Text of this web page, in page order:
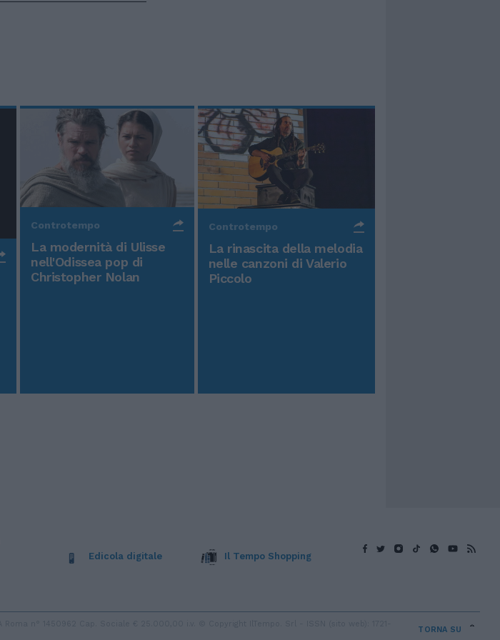
Controtempo
La modernità di Ulisse
nell'Odissea pop di
Christopher Nolan
Controtempo
La rinascita della melodia
nelle canzoni di Valerio
Piccolo
Edicola digitale Il Tempo Shopping
TORNA SU